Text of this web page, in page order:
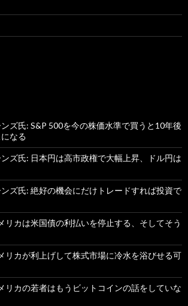
ズ氏: S&P 500を今の株価水準で買うと10年後
なる
ズ氏: 日本円は高市政権で大幅上昇、ドル円は
ズ氏: 絶好の機会にだけトレードすれば投資で
リカは米国債の利払いを停止する、そしてそう
リカが利上げして株式市場に冷水を浴びせる可
リカの若者はもうビットコインの話をしていな